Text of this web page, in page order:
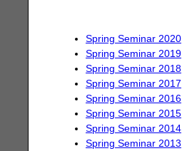
Spring Seminar 2020
Spring Seminar 2019
Spring Seminar 2018
Spring Seminar 2017
Spring Seminar 2016
Spring Seminar 2015
Spring Seminar 2014
Spring Seminar 2013